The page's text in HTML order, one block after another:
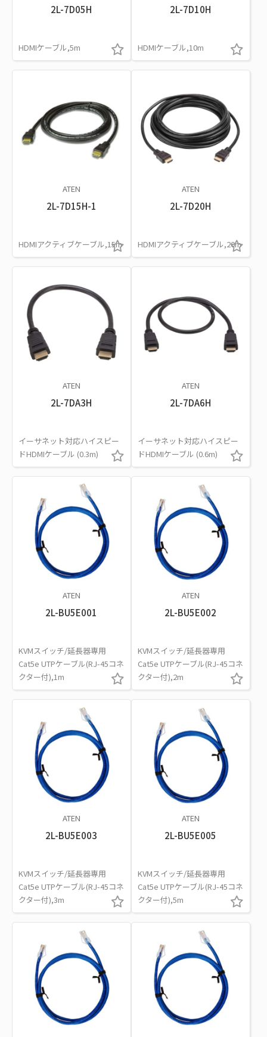
2L-7D05H
HDMIケーブル,5m
2L-7D10H
HDMIケーブル,10m
ATEN
2L-7D15H-1
HDMIアクティブケーブル,15m
ATEN
2L-7D20H
HDMIアクティブケーブル,20m
ATEN
2L-7DA3H
イーサネット対応ハイスピー
ドHDMIケーブル (0.3m)
ATEN
2L-7DA6H
イーサネット対応ハイスピー
ドHDMIケーブル (0.6m)
ATEN
2L-BU5E001
KVMスイッチ/延長器専用
Cat5e UTPケーブル(RJ-45コネ
クター付),1m
ATEN
2L-BU5E002
KVMスイッチ/延長器専用
Cat5e UTPケーブル(RJ-45コネ
クター付),2m
ATEN
2L-BU5E003
KVMスイッチ/延長器専用
Cat5e UTPケーブル(RJ-45コネ
クター付),3m
ATEN
2L-BU5E005
KVMスイッチ/延長器専用
Cat5e UTPケーブル(RJ-45コネ
クター付),5m